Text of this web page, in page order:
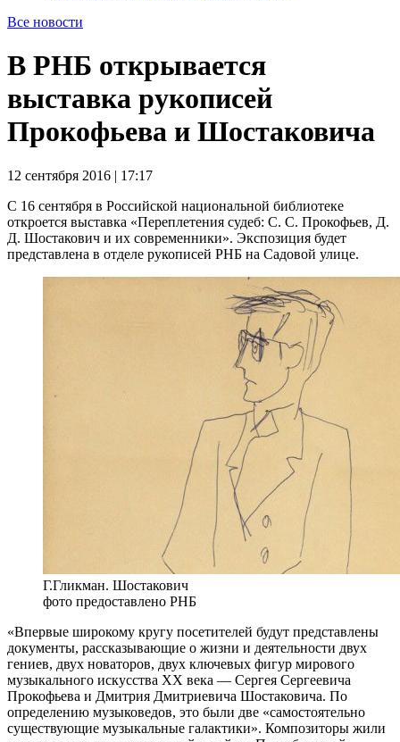
Все новости
В РНБ открывается
выставка рукописей
Прокофьева и Шостаковича
12 сентября 2016 | 17:17
С 16 сентября в Российской национальной библиотеке
откроется выставка «Переплетения судеб: С. С. Прокофьев, Д.
Д. Шостакович и их современники». Экспозиция будет
представлена в отделе рукописей РНБ на Садовой улице.
Г.Гликман. Шостакович
фото предоставлено РНБ
«Впервые широкому кругу посетителей будут представлены
документы, рассказывающие о жизни и деятельности двух
гениев, двух новаторов, двух ключевых фигур мирового
музыкального искусства XX века — Сергея Сергеевича
Прокофьева и Дмитрия Дмитриевича Шостаковича. По
определению музыковедов, это были две «самостоятельно
существующие музыкальные галактики». Композиторы жили